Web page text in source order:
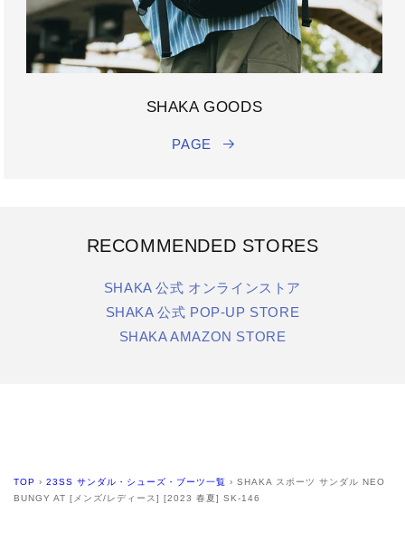
SHAKA GOODS
PAGE
RECOMMENDED STORES
SHAKA 公式 オンラインストア
SHAKA 公式 POP-UP STORE
SHAKA AMAZON STORE
TOP › 23SS サンダル・シューズ・ブーツ一覧 › SHAKA スポーツ サンダル NEO
BUNGY AT [メンズ/レディース] [2023 春夏] SK-146